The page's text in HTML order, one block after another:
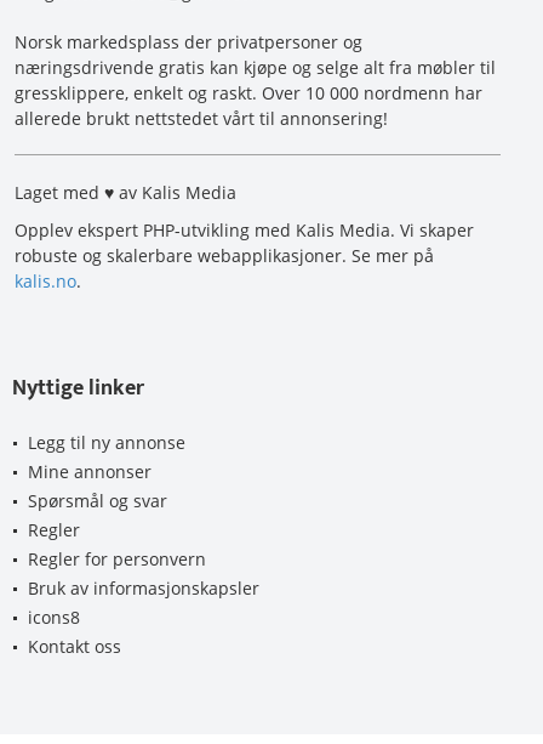
Norsk markedsplass der privatpersoner og
næringsdrivende gratis kan kjøpe og selge alt fra møbler til
gressklippere, enkelt og raskt. Over 10 000 nordmenn har
allerede brukt nettstedet vårt til annonsering!
Laget med ♥ av Kalis Media
Opplev ekspert PHP-utvikling med Kalis Media. Vi skaper
robuste og skalerbare webapplikasjoner. Se mer på
kalis.no.
Nyttige linker
Legg til ny annonse
Mine annonser
Spørsmål og svar
Regler
Regler for personvern
Bruk av informasjonskapsler
icons8
Kontakt oss